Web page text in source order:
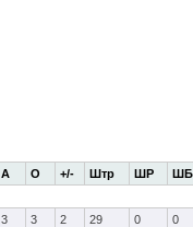
А О +/- Штр ШР ШБ
3 3 2 29 0
0